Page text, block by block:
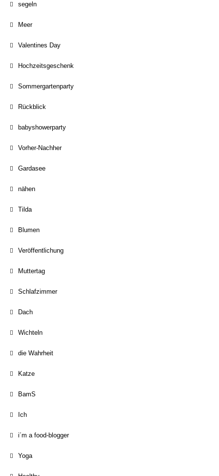
segeln
Meer
Valentines Day
Hochzeitsgeschenk
Sommergartenparty
Rückblick
babyshowerparty
Vorher-Nachher
Gardasee
nähen
Tilda
Blumen
Veröffentlichung
Muttertag
Schlafzimmer
Dach
Wichteln
die Wahrheit
Katze
BamS
Ich
i´m a food-blogger
Yoga